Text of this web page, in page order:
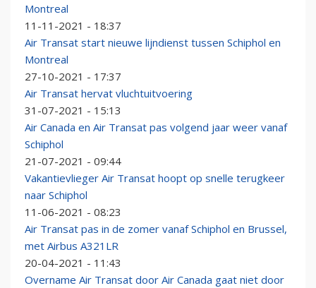
Montreal
11-11-2021 - 18:37
Air Transat start nieuwe lijndienst tussen Schiphol en
Montreal
27-10-2021 - 17:37
Air Transat hervat vluchtuitvoering
31-07-2021 - 15:13
Air Canada en Air Transat pas volgend jaar weer vanaf
Schiphol
21-07-2021 - 09:44
Vakantievlieger Air Transat hoopt op snelle terugkeer
naar Schiphol
11-06-2021 - 08:23
Air Transat pas in de zomer vanaf Schiphol en Brussel,
met Airbus A321LR
20-04-2021 - 11:43
Overname Air Transat door Air Canada gaat niet door